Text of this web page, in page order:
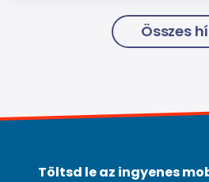
Összes
Töltsd le az ingyenes